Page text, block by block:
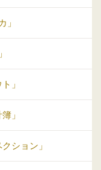
」
」
」
ション」